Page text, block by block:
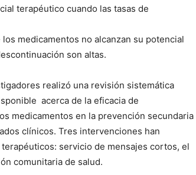
terapéutico cuando las tasas de
medicamentos no alcanzan su potencial
son altas.
realizó una revisión sistemática
acerca de la eficacia de
medicamentos en la prevención secundaria
clínicos. Tres intervenciones han
servicio de mensajes cortos, el
comunitaria de salud.